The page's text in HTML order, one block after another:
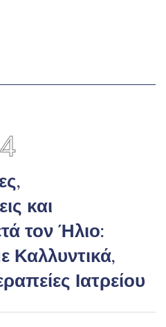
και
τον Ήλιο:
Καλλυντικά,
Ιατρείου